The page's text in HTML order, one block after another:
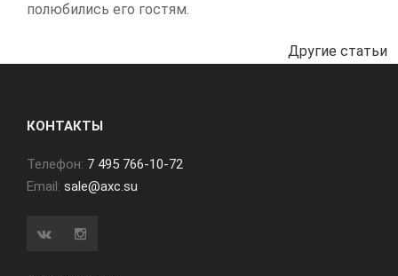
полюбились его гостям.
Другие статьи
КОНТАКТЫ
Телефон: 7 495 766-10-72
Email: sale@axc.su